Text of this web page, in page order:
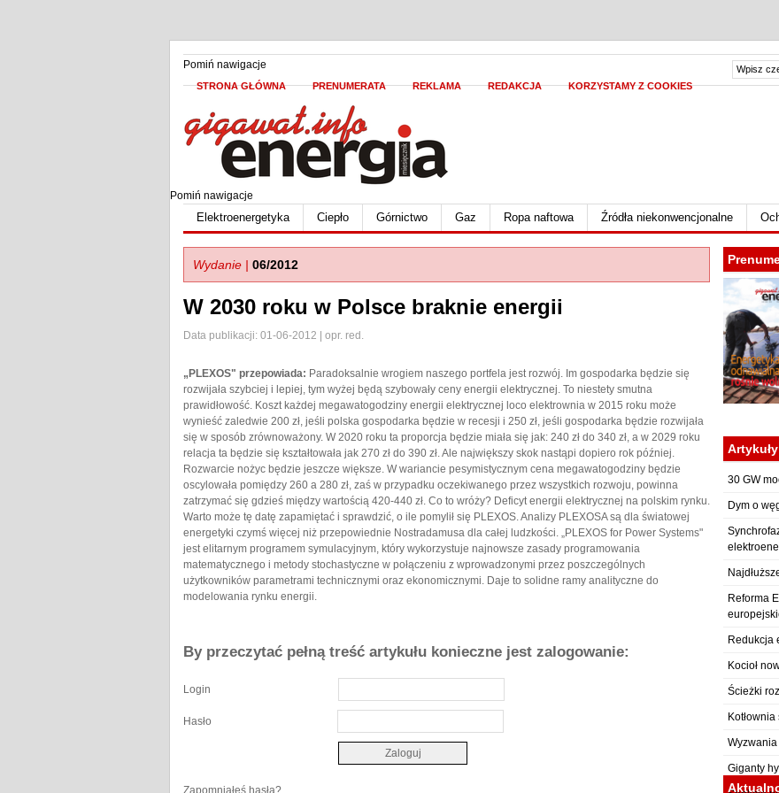
Pomiń nawigacje
STRONA GŁÓWNA PRENUMERATA REKLAMA REDAKCJA KORZYSTAMY Z COOKIES
Pomiń nawigacje
Elektroenergetyka Ciepło Górnictwo Gaz Ropa naftowa Źródła niekonwencjonalne
Wydanie | 06/2012
W 2030 roku w Polsce braknie energii
Data publikacji: 01-06-2012 | opr. red.
„PLEXOS" przepowiada: Paradoksalnie wrogiem naszego portfela jest rozwój. Im gospodarka będzie się
rozwijała szybciej i lepiej, tym wyżej będą szybowały ceny energii elektrycznej. To niestety smutna
prawidłowość. Koszt każdej megawatogodziny energii elektrycznej loco elektrownia w 2015 roku może
wynieść zaledwie 200 zł, jeśli polska gospodarka będzie w recesji i 250 zł, jeśli gospodarka będzie rozwijała
się w sposób zrównoważony. W 2020 roku ta proporcja będzie miała się jak: 240 zł do 340 zł, a w 2029 roku
relacja ta będzie się kształtowała jak 270 zł do 390 zł. Ale największy skok nastąpi dopiero rok później.
Rozwarcie nożyc będzie jeszcze większe. W wariancie pesymistycznym cena megawatogodziny będzie
oscylowała pomiędzy 260 a 280 zł, zaś w przypadku oczekiwanego przez wszystkich rozwoju, powinna
zatrzymać się gdzieś między wartością 420-440 zł. Co to wróży? Deficyt energii elektrycznej na polskim rynku.
Warto może tę datę zapamiętać i sprawdzić, o ile pomylił się PLEXOS. Analizy PLEXOSA są dla światowej
energetyki czymś więcej niż przepowiednie Nostradamusa dla całej ludzkości. „PLEXOS for Power Systems"
jest elitarnym programem symulacyjnym, który wykorzystuje najnowsze zasady programowania
matematycznego i metody stochastyczne w połączeniu z wprowadzonymi przez poszczególnych
użytkowników parametrami technicznymi oraz ekonomicznymi. Daje to solidne ramy analityczne do
modelowania rynku energii.
By przeczytać pełną treść artykułu konieczne jest zalogowanie:
Login
Hasło
Zapomniałeś hasła?
Artykuły
30 GW
Dym o
Reforma
Redukcja
Kocioł
Ścieżki
Giganty